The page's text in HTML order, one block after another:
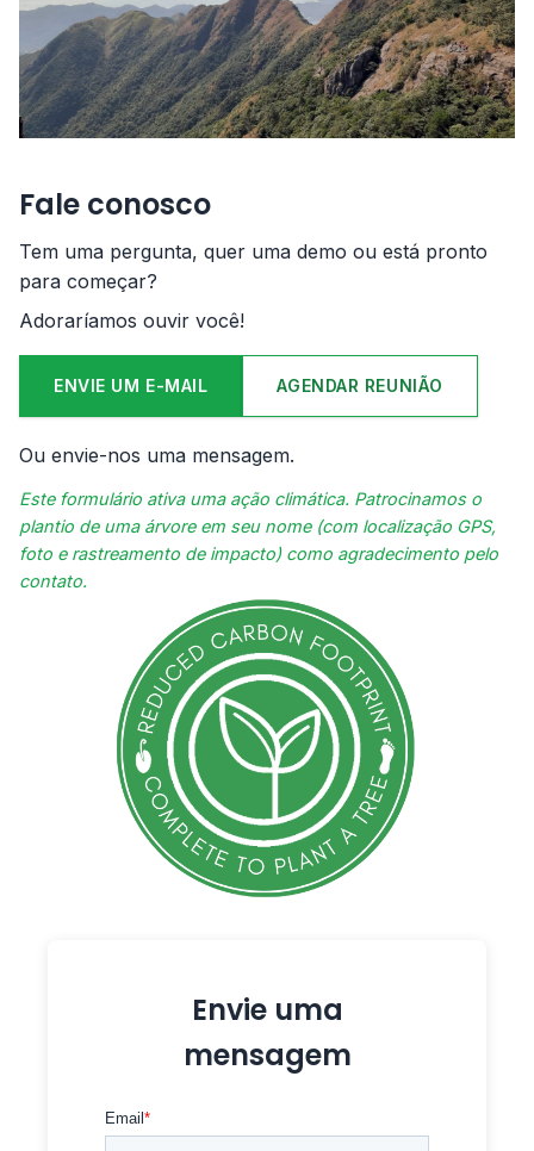
Fale conosco
Tem uma pergunta, quer uma demo ou está pronto
para começar?
Adoraríamos ouvir você!
ENVIE UM E-MAIL AGENDAR REUNIÃO
Ou envie-nos uma mensagem.
Este formulário ativa uma ação climática. Patrocinamos o
plantio de uma árvore em seu nome (com localização GPS,
foto e rastreamento de impacto) como agradecimento pelo
contato.
Envie uma
mensagem